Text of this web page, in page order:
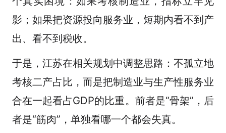
影；如果把资源投向服务业，短期内看不到产
出、看不到税收。
于是，江苏在相关规划中调整思路：不孤立地
考核二产占比，而是把制造业与生产性服务业
合在一起看占GDP的比重。前者是“骨架”，后
者是“筋肉”，单独看哪一个都会失真。